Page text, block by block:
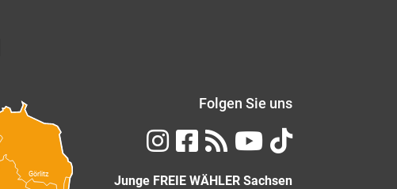
Görlitz
Folgen Sie uns
Junge FREIE WÄHLER Sachsen